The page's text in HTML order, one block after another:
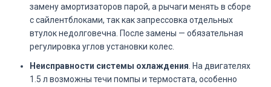
замену амортизаторов парой, а рычаги менять в сборе
с сайлентблоками, так как запрессовка отдельных
втулок недолговечна. После замены — обязательная
регулировка углов установки колес.
Неисправности системы охлаждения . На двигателях
1.5 л возможны течи помпы и термостата, особенно